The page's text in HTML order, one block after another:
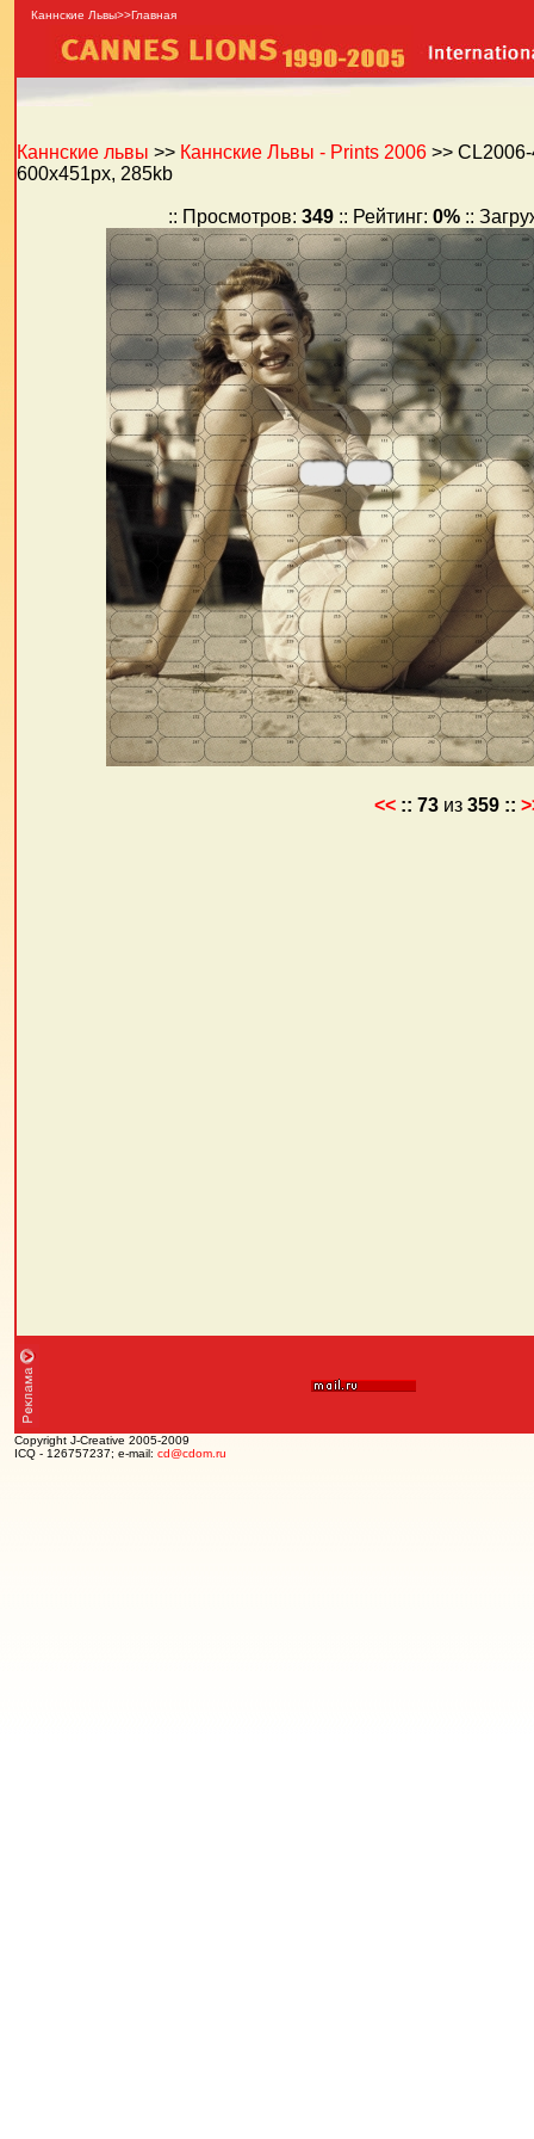
Каннские Львы>>Главная
Каннские львы >> Каннские Львы - Prints 2006 >>
600x451px, 285kb
:: Просмотров: 349:: Рейтинг: 0%::
<< :: 73 из 359 ::
Copyright J-Creative 2005-2009
ICQ - 126757237; e-mail: cd@cdom.ru